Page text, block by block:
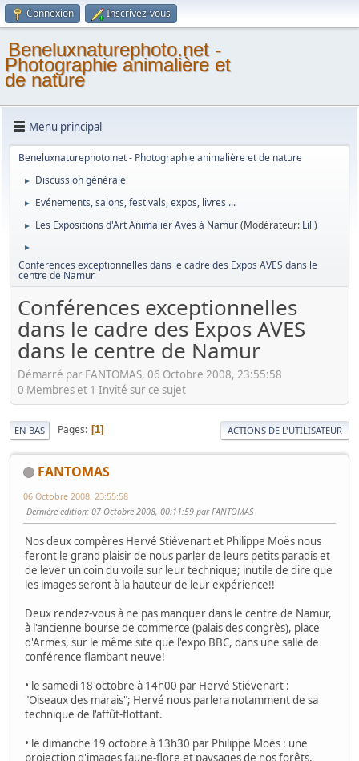
Connexion Inscrivez-vous
Beneluxnaturephoto.net -
Photographie animalière et
de nature
Menu principal
Beneluxnaturephoto.net - Photographie animalière et de nature
► Discussion générale
► Evénements, salons, festivals, expos, livres ...
► Les Expositions d'Art Animalier Aves à Namur(Modérateur: Lili)
►
Conférences exceptionnelles dans le cadre des Expos AVES dans le
centre de Namur
Conférences exceptionnelles
dans le cadre des Expos AVES
dans le centre de Namur
Démarré par FANTOMAS, 06 Octobre 2008, 23:55:58
0 Membres et 1 Invité sur ce sujet
EN BAS Pages 1 ACTIONS DE L'UTILISATEUR
FANTOMAS
06 Octobre 2008, 23:55:58
Dernière édition: 07 Octobre 2008, 00:11:59 par FANTOMAS
Nos deux compères Hervé Stiévenart et Philippe Moës nous
feront le grand plaisir de nous parler de leurs petits paradis et
de lever un coin du voile sur leur technique; inutile de dire que
les images seront à la hauteur de leur expérience!!
Deux rendez-vous à ne pas manquer dans le centre de Namur,
à l'ancienne bourse de commerce (palais des congrès), place
d'Armes, sur le même site que l'expo BBC, dans une salle de
conférence flambant neuve!
• le samedi 18 octobre à 14h00 par Hervé Stiévenart :
"Oiseaux des marais"; Hervé nous parlera notamment de sa
technique de l'affût-flottant.
• le dimanche 19 octobre à 13h30 par Philippe Moës : une
projection d'images faune-flore et paysages de nos forêts,